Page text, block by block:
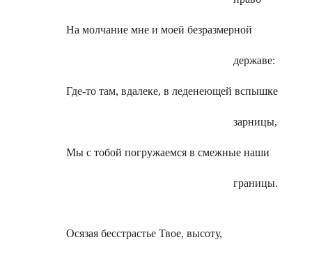
На молчание мне и моей безразмерной
державе:
Где-то там, вдалеке, в леденеющей вспышке
зарницы,
Мы с тобой погружаемся в смежные наши
границы.
Осязая бесстрастье Твое, высоту,